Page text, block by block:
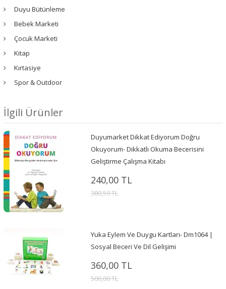
Duyu Bütünleme
Bebek Marketi
Çocuk Marketi
Kitap
Kırtasiye
Spor & Outdoor
İlgili Ürünler
Duyumarket Dikkat Ediyorum Doğru
Okuyorum- Dikkatli Okuma Becerisini
Geliştirme Çalışma Kitabı
240,00 TL
380,59 TL
Yuka Eylem Ve Duygu Kartları- Dm1064 |
Sosyal Beceri Ve Dil Gelişimi
360,00 TL
500,00 TL